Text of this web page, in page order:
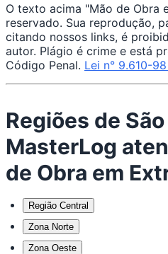
O texto acima "Mão de Obra
reservado. Sua reprodução,
citando nossos links, é
autor. Plágio é crime e está
Código Penal. Lei n° 9.610-
Regiões de
MasterLog
de Obra em
Região Central
Zona Norte
Zona Oeste